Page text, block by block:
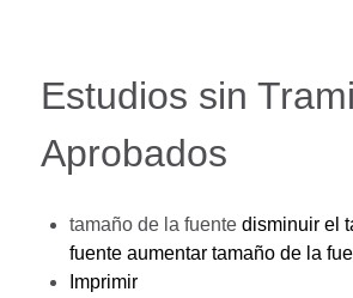
Estudios sin
Aprobados
tamaño de la fuente disminuir el
fuente aumentar tamaño de la
Imprimir